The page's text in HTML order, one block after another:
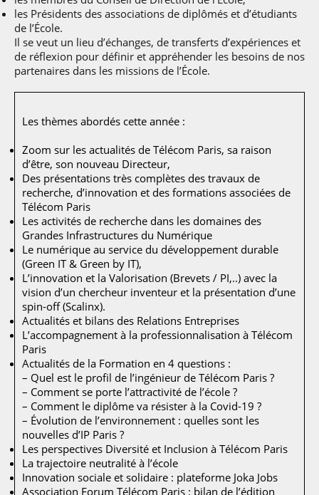
S’engager à Télécom
Paris
Numérique
responsable : nos
élèves impliqués
Parcours Numérique
Responsable
Enquête 1er emploi
Corps des Mines
Double Diplôme
donnant accès aux
Corps techniques de
Artificielle en
alternance
(admissions closes)
Expert
cybersécurité des
systèmes
Artificielle – Expert
Data & MLops
Intelligence
Artificielle
multimodale et
autonome
Je suis élève en
situation de
faire ?
Vous êtes admis,
arrivée
solutions Mastère
Brochures &
Événements des
formations de
Mastère Spécialisé
professionnel
• Journaliste
• Diplômé
• Créateur d’entreprise
les Présidents des associations de diplômés et d’étudiants
de l’École.
Il se veut un lieu d’échanges, de transferts d’expériences et
de réflexion pour définir et appréhender les besoins de nos
partenaires dans les missions de l’École.
Les thèmes abordés cette année :
Zoom sur les actualités de Télécom Paris, sa raison
d’être, son nouveau Directeur,
Des présentations très complètes des travaux de
recherche, d’innovation et des formations associées de
Télécom Paris
Les activités de recherche dans les domaines des
Grandes Infrastructures du Numérique
Le numérique au service du développement durable
(Green IT & Green by IT),
L’innovation et la Valorisation (Brevets / PI,..) avec la
vision d’un chercheur inventeur et la présentation d’une
spin-off (Scalinx).
Actualités et bilans des Relations Entreprises
L’accompagnement à la professionnalisation à Télécom
Paris
Actualités de la Formation en 4 questions :
– Quel est le profil de l’ingénieur de Télécom Paris ?
– Comment se porte l’attractivité de l’école ?
– Comment le diplôme va résister à la Covid-19 ?
– Évolution de l’environnement : quelles sont les
nouvelles d’IP Paris ?
Les perspectives Diversité et Inclusion à Télécom Paris
La trajectoire neutralité à l’école
Innovation sociale et solidaire : plateforme Joka Jobs
Association Forum Télécom Paris : bilan de l’édition